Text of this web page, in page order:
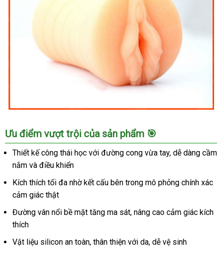
Âm
đạo
giả
siêu
thực
SHP525
kích
cực
mạnh
phái
Ưu điểm vượt trội của sản phẩm 🎯
Thiết kế công thái học với đường cong vừa tay, dễ dàng cầm
nắm và điều khiển
Kích thích tối đa nhờ kết cấu bên trong mô phỏng chính xác
cảm giác thật
Đường vân nổi bề mặt tăng ma sát, nâng cao cảm giác kích
thích
Vật liệu silicon an toàn, thân thiện với da, dễ vệ sinh